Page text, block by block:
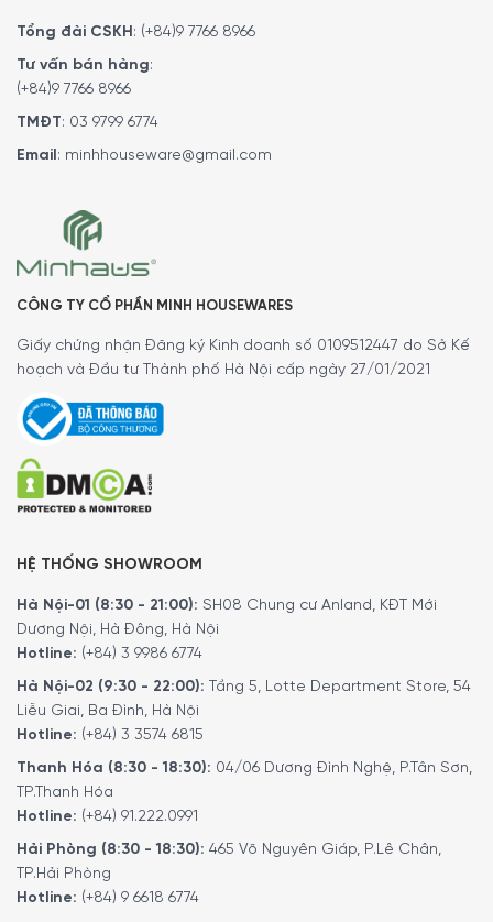
Máy Pha Cà Phê Tự Động Siemens TQ707D03 EQ.700 cho phép
cài đặt hương vị cà phê theo sở thích của cá nhân
Chức năng lưu lại các đặc sản cà phê yêu
thích
Máy Pha Cà Phê Tự Động Siemens TQ707D03 EQ.700 cho
phép bạn thoải mái sáng tạo các đặc sản cà phê theo
sở thích của mình. Bộ nhớ máy cho phép bạn ghi nhớ đến
15 công thức pha chế cà phê sáng tạo yêu thích của bạn.
kích thước cốc, hương thơm hoặc lượng sữa mong muốn.
bằng cách nhấn một nút.
Tổng đài CSKH: (+84)9 7766 8966
Tư vấn bán hàng:
(+84)9 7766 8966
TMĐT: 03 9799 6774
Email: minhhouseware@gmail.com
CÔNG TY CỔ PHẦN MINH HOUSEWARES
Giấy chứng nhận Đăng ký Kinh doanh số 0109512447 do Sở Kế
hoạch và Đầu tư Thành phố Hà Nội cấp ngày 27/01/2021
HỆ THỐNG SHOWROOM
Hà Nội-01 (8:30 - 21:00): SH08 Chung cư Anland, KĐT Mới
Dương Nội, Hà Đông, Hà Nội
Hotline: (+84) 3 9986 6774
Hà Nội-02 (9:30 - 22:00): Tầng 5, Lotte Department Store, 54
Liễu Giai, Ba Đình, Hà Nội
Hotline: (+84) 3 3574 6815
Thanh Hóa (8:30 - 18:30): 04/06 Dương Đình Nghệ, P.Tân Sơn,
TP.Thanh Hóa
Hotline: (+84) 91.222.0991
Hải Phòng (8:30 - 18:30): 465 Võ Nguyên Giáp, P.Lê Chân,
TP.Hải Phòng
Hotline: (+84) 9 6618 6774